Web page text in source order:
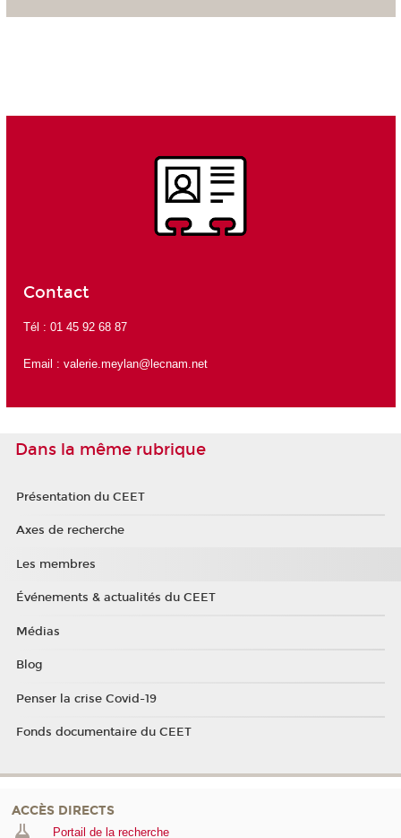
Contact
Tél : 01 45 92 68 87
Email : valerie.meylan@lecnam.net
Dans la même rubrique
Présentation du CEET
Axes de recherche
Les membres
Événements & actualités du CEET
Médias
Blog
Penser la crise Covid-19
Fonds documentaire du CEET
ACCÈS DIRECTS
Portail de la recherche